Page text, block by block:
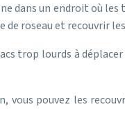
un endroit où
roseau et recouvrir
trop lourds à
pouvez les